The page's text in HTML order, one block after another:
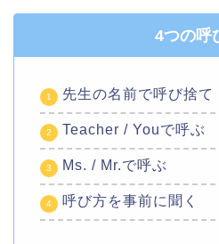
4つの呼
先生の名前で呼び捨て
Teacher / Youで呼ぶ
Ms. / Mr.で呼ぶ
呼び方を事前に聞く